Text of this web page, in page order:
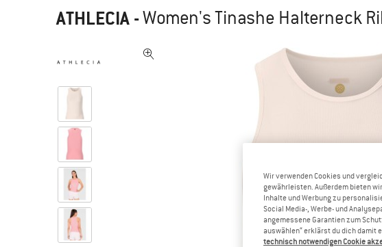
ATHLECIA -Women's Tinashe Halterneck
Wir verwenden Cookies und
gewährleisten. Außerdem bieten
Inhalte und Werbung zu
Social Media-, Werbe- und
angemessene Garantien zum
auswählen“ erklärst du dich damit
technisch notwendigen Cookie